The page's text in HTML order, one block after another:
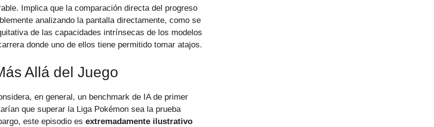
Implica que la comparación directa del progreso
analizando la pantalla directamente, como se
de las capacidades intrínsecas de los modelos
donde uno de ellos tiene permitido tomar atajos.
Allá del Juego
en general, un benchmark de IA de primer
que superar la Liga Pokémon sea la prueba
este episodio es extremadamente ilustrativo